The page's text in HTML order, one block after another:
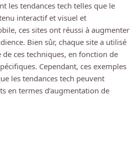
les tendances tech telles que le
interactif et visuel et
ces sites ont réussi à augmenter
Bien sûr, chaque site a utilisé
ces techniques, en fonction de
Cependant, ces exemples
les tendances tech peuvent
en termes d’augmentation de